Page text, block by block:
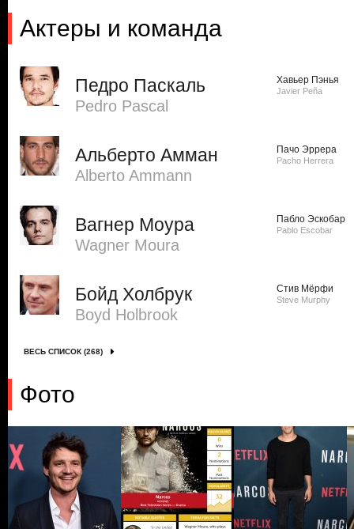
Актеры и команда
Педро Паскаль
Pedro Pascal
Хавьер Пэнья
Javier Peña
Альберто Амман
Alberto Ammann
Пачо Эррера
Pacho Herrera
Вагнер Моура
Wagner Moura
Пабло Эскобар
Pablo Escobar
Бойд Холбрук
Boyd Holbrook
Стив Мёрфи
Steve Murphy
ВЕСЬ СПИСОК (268)
Фото